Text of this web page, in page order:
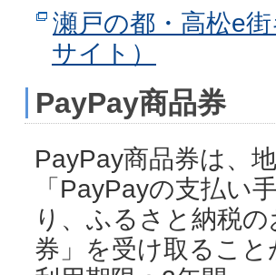
瀬戸の都・高松e
サイト）
PayPay商品券
PayPay商品券は、
「PayPayの支払い
り、ふるさと納税
券」を受け取るこ